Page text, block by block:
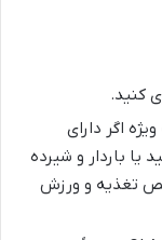
کنید.
اگر دارای
باردار و شیرده
تغذیه و ورزش